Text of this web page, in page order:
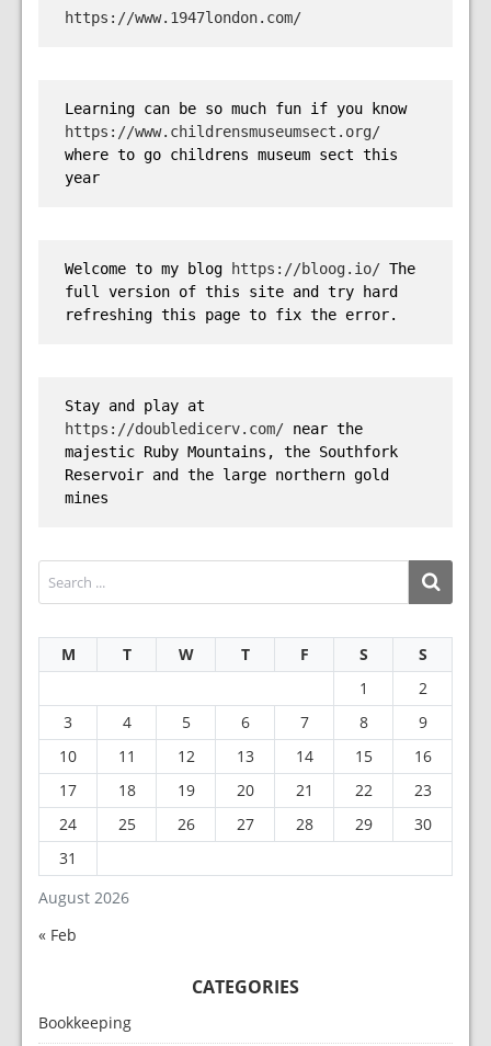
https://www.1947london.com/
Learning can be so much fun if you know
https://www.childrensmuseumsect.org/
where to go childrens museum sect this
year
Welcome to my blog https://bloog.io/ The
full version of this site and try hard
refreshing this page to fix the error.
https://doubledicerv.com/ near the
majestic Ruby Mountains, the Southfork
Reservoir and the large northern gold
mines
August 2026
M T W T F S
S
1
2
3
4 5 6 7 8
9
10
11 12 13 14 15
16
17
18 19 20 21 22
23
24
25 26 27 28 29
30
31
« Feb
CATEGORIES
Bookkeeping